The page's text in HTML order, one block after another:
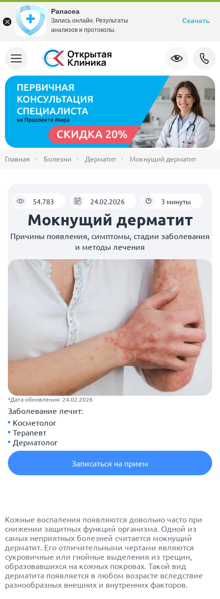
Главная Болезни Дерматит Мокнущий дерматит
54.783 24.02.2026 3 минуты
Мокнущий дерматит
Причины появления, симптомы, стадии заболевания
и методы лечения
*Дата обновления: 24.02.2026
Заболевание лечит:
Косметолог
Терапевт
Дерматолог
Записаться на прием
Кожные воспаления появляются довольно часто при
снижении защитных функций организма. Одной из
самых неприятных болезней считается мокнущий
дерматит. Его отличительными чертами являются
сукровичные или гнойные выделения из трещин,
образовавшихся на кожных покровах. Такой вид
дерматита появляется в любом возрасте вследствие
разнообразных внешних и внутренних факторов.
Panacea
Запись онлайн. Результаты
анализов и протоколы.
Скачать